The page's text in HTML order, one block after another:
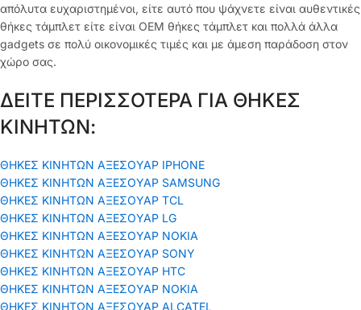
απόλυτα ευχαριστημένοι, είτε αυτό που ψάχνετε είναι αυθεντικές
θήκες τάμπλετ είτε είναι OEM θήκες τάμπλετ και πολλά άλλα
gadgets σε πολύ οικονομικές τιμές και με άμεση παράδοση στον
χώρο σας.
ΔΕΙΤΕ ΠΕΡΙΣΣΟΤΕΡΑ ΓΙΑ ΘΗΚΕΣ
ΚΙΝΗΤΩΝ:
ΘΗΚΕΣ ΚΙΝΗΤΩΝ ΑΞΕΣΟΥΑΡ IPHONE
ΘΗΚΕΣ ΚΙΝΗΤΩΝ ΑΞΕΣΟΥΑΡ SAMSUNG
ΘΗΚΕΣ ΚΙΝΗΤΩΝ ΑΞΕΣΟΥΑΡ TCL
ΘΗΚΕΣ ΚΙΝΗΤΩΝ ΑΞΕΣΟΥΑΡ LG
ΘΗΚΕΣ ΚΙΝΗΤΩΝ ΑΞΕΣΟΥΑΡ ΝΟΚΙΑ
ΘΗΚΕΣ ΚΙΝΗΤΩΝ ΑΞΕΣΟΥΑΡ SONY
ΘΗΚΕΣ ΚΙΝΗΤΩΝ ΑΞΕΣΟΥΑΡ HTC
ΘΗΚΕΣ ΚΙΝΗΤΩΝ ΑΞΕΣΟΥΑΡ NOKIA
ΘΗΚΕΣ ΚΙΝΗΤΩΝ ΑΞΕΣΟΥΑΡ ALCATEL